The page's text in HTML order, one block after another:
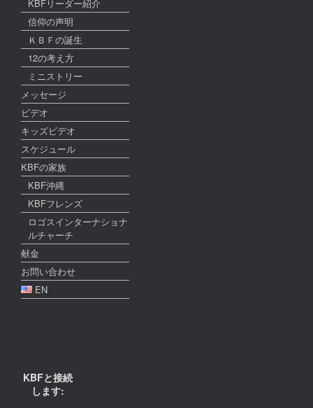
KBFリーダー紹介
信仰の声明
ＫＢＦの誕生
12の考え方
ミニストリー
メッセージ
ビデオ
キッズビデオ
スケジュール
KBFの家族
KBF沖縄
KBFフレンズ
ロゴスインターナショナ
ルチャーチ
献金
お問い合わせ
EN
KBFと接続
します: